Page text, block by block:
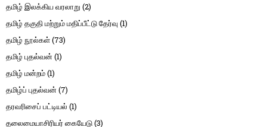
தமிழ் இலக்கிய வரலாறு (2)
தமிழ் தகுதி மற்றும் மதிப்பீட்டு தேர்வு (1)
தமிழ் நூல்கள்(73)
தமிழ் புதல்வன் (1)
தமிழ் மன்றம்(1)
தமிழ்ப் புதல்வன் (7)
தரவரிசைப் பட்டியல் (1)
தலைமையாசிரியர் கையேடு(3)